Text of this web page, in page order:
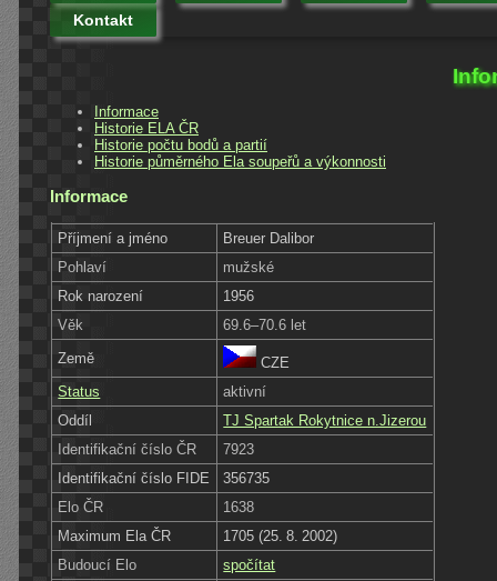
Kontakt
Informace
Historie ELA ČR
Historie počtu bodů a partií
Historie půměrného Ela soupeřů a výkonnosti
Informace
Příjmení a jméno
Breuer Dalibor
Pohlaví
mužské
Rok narození
1956
Věk
69.6–70.6 let
Země
CZE
Status
aktivní
Oddíl
TJ Spartak Rokytnice n.Jizerou
Identifikační číslo ČR
7923
Identifikační číslo FIDE
356735
Elo ČR
1638
Maximum Ela ČR
1705 (25. 8. 2002)
Budoucí Elo
spočítat